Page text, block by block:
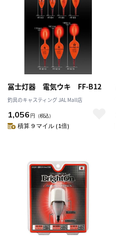
冨士灯器 電気ウキ FF-B12
釣具のキャスティング JAL Mall店
1,056 円 （税込）
積算 9 マイル (1倍)